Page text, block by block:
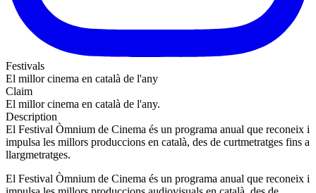
Festivals
El millor cinema en català de l'any
Claim
El millor cinema en català de l'any.
Description
El Festival Òmnium de Cinema és un programa anual que reconeix i
impulsa les millors produccions en català, des de curtmetratges fins a
llargmetratges.
El Festival Òmnium de Cinema és un programa anual que reconeix i